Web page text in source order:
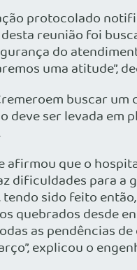
protocolado
reunião foi
do
uma atitude”,
em buscar um
ser levada em
afirmou que o
dificuldades para a
sido feito
desde
as pendências
explicou o